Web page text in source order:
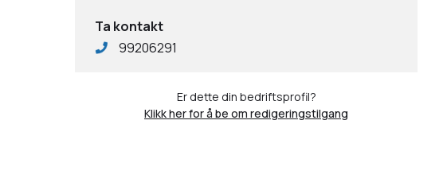
Ta kontakt
99206291
Er dette din bedriftsprofil?
Klikk her for å be om redigeringstilgang